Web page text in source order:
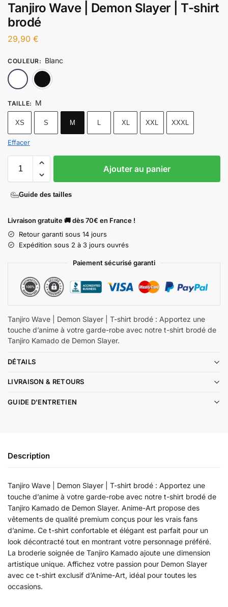
Tanjiro Wave | Demon Slayer | T-shirt
brodé
29,90 €
COULEUR: Blanc
TAILLE: M
XS S M L XL XXL XXXL
Effacer
Ajouter au panier
Guide des tailles
Livraison gratuite 🚚 dès 70€ en France !
Retour garanti sous 14 jours
Expédition sous 2 à 3 jours ouvrés
Paiement sécurisé garanti
Tanjiro Wave | Demon Slayer | T-shirt brodé : Apportez une
touche d’anime à votre garde-robe avec notre t-shirt brodé de
Tanjiro Kamado de Demon Slayer.
DÉTAILS
LIVRAISON & RETOURS
GUIDE D'ENTRETIEN
Description
Tanjiro Wave | Demon Slayer | T-shirt brodé : Apportez une
touche d’anime à votre garde-robe avec notre t-shirt brodé de
Tanjiro Kamado de Demon Slayer. Anime-Art propose des
vêtements de qualité premium conçus pour les vrais fans
d’anime. Ce t-shirt confortable et élégant est parfait pour un
look décontracté tout en montrant votre personnage préféré.
La broderie soignée de Tanjiro Kamado ajoute une dimension
artistique unique. Affichez votre passion pour Demon Slayer
avec ce t-shirt exclusif d’Anime-Art, idéal pour toutes les
occasions.